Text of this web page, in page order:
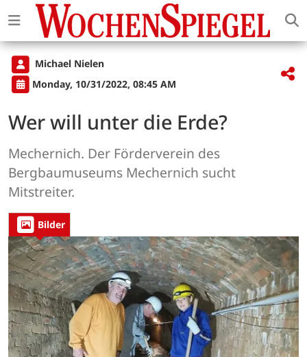
Michael Nielen
Monday, 10/31/2022, 08:45 AM
Wer will unter die Erde?
Mechernich. Der Förderverein des
Bergbaumuseums Mechernich sucht
Mitstreiter.
Bilder